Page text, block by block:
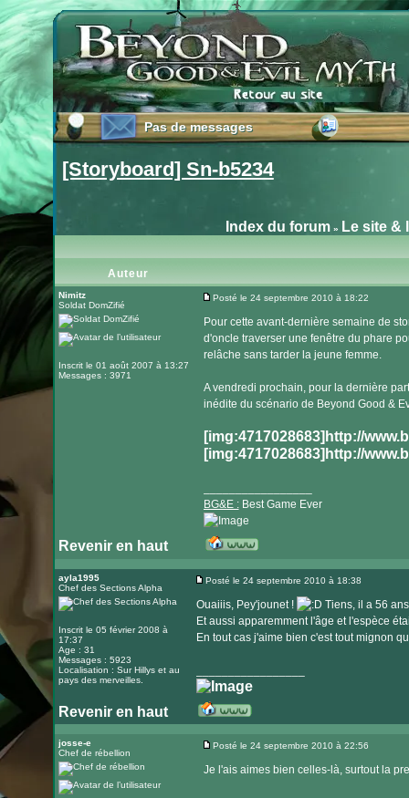
Pas de messages
Pas de messages
[Storyboard] Sn-b5234
Index du forum» Le site &
Auteur
Nimitz
Soldat DomZifié
Inscrit le 01 août 2007 à 13:27
Messages : 3971
Posté le 24 septembre 2010 à 18:22
Pour cette avant-dernière semaine de
d'oncle traverser une fenêtre du phare
relâche sans tarder la jeune femme.
A vendredi prochain, pour la dernière
inédite du scénario de Beyond Good &
[img:4717028683]http://
[img:4717028683]http://
BG&E :Best Game Ever
Revenir en haut
le
internet
ayla1995
Chef des Sections Alpha
Inscrit le 05 février 2008 à
17:37
Age : 31
Messages : 5923
Localisation : Sur Hillys et au
pays des merveilles.
Posté le 24 septembre 2010 à 18:38
Ouaiiis, Pey'jounet !
Tiens, il a 56
Et aussi apparemment l'âge et l'espèce
En tout cas j'aime bien c'est tout mignon
Revenir en haut
Visiter
le
internet
josse-e
Chef de rébellion
Posté le 24 septembre 2010 à 22:56
Je l'ais aimes bien celles-là, surtout la